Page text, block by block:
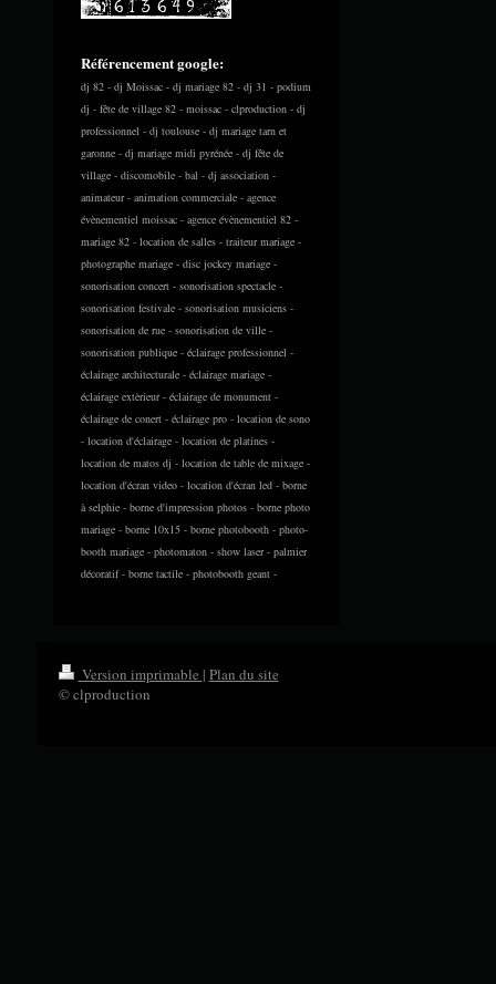
Référencement google:
dj 82 - dj Moissac - dj mariage 82 - dj 31 - podium
dj - fête de village 82 - moissac - clproduction - dj
professionnel - dj toulouse - dj mariage tarn et
garonne - dj mariage midi pyrénée - dj fête de
village - discomobile - bal - dj association -
animateur - animation commerciale - agence
évènementiel moissac - agence évènementiel 82 -
mariage 82 - location de salles - traiteur mariage -
photographe mariage - disc jockey mariage -
sonorisation concert - sonorisation spectacle -
sonorisation festivale - sonorisation musiciens -
sonorisation de rue - sonorisation de ville -
sonorisation publique - éclairage professionnel -
éclairage architecturale - éclairage mariage -
éclairage extèrieur - éclairage de monument -
éclairage de conert - éclairage pro - location de sono
- location d'éclairage - location de platines -
location de matos dj - location de table de mixage -
location d'écran video - location d'écran led - borne
à selphie - borne d'impression photos - borne photo
mariage - borne 10x15 - borne photobooth - photo-
booth mariage - photomaton - show laser - palmier
décoratif - borne tactile - photobooth geant -
Version imprimable | Plan du site
© clproduction